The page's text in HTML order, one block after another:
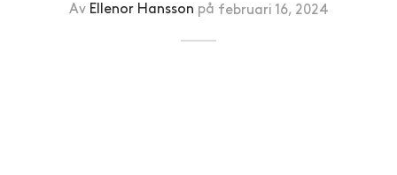
Av Ellenor Hansson på februari 16, 2024